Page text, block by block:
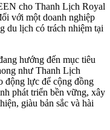
cho Thanh Lịch Royal
với một doanh nghiệp
du lịch có trách nhiệm tại
hướng đến mục tiêu
như Thanh Lịch
động lực để cộng đồng
phát triển bền vững, xây
giàu bản sắc và hài